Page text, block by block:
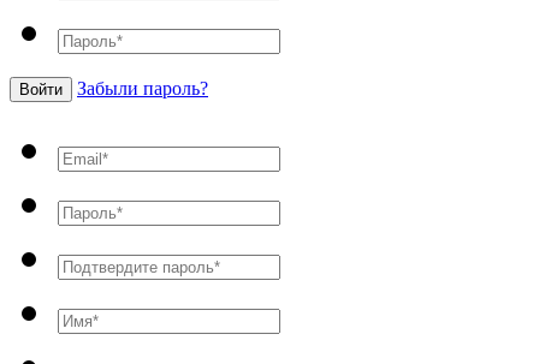
Войти Забыли пароль?